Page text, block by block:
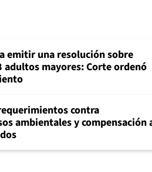
emitir una resolución sobre
adultos mayores: Corte ordenó
contra
ambientales y compensación